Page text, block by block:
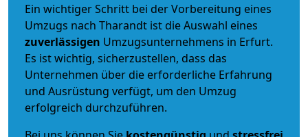
Ein wichtiger Schritt bei der Vorbereitung eines
Umzugs nach Tharandt ist die Auswahl eines
zuverlässigen Umzugsunternehmens in Erfurt.
Es ist wichtig, sicherzustellen, dass das
Unternehmen über die erforderliche Erfahrung
und Ausrüstung verfügt, um den Umzug
erfolgreich durchzuführen.